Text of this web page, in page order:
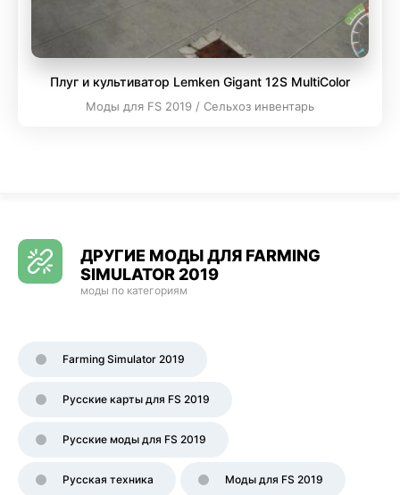
Плуг и культиватор Lemken Gigant 12S MultiColor
Моды для FS 2019 / Сельхоз инвентарь
ДРУГИЕ МОДЫ ДЛЯ FARMING
SIMULATOR 2019
моды по категориям
Farming Simulator 2019
Русские карты для FS 2019
Русские моды для FS 2019
Русская техника Моды для FS 2019